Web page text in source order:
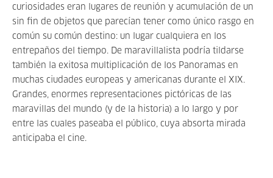
curiosidades eran lugares de reunión y acumulación de un
sin fin de objetos que parecían tener como único rasgo en
común su común destino: un lugar cualquiera en los
entrepaños del tiempo. De maravillalista podría tildarse
también la exitosa multiplicación de los Panoramas en
muchas ciudades europeas y americanas durante el XIX.
Grandes, enormes representaciones pictóricas de las
maravillas del mundo (y de la historia) a lo largo y por
entre las cuales paseaba el público, cuya absorta mirada
anticipaba el cine.